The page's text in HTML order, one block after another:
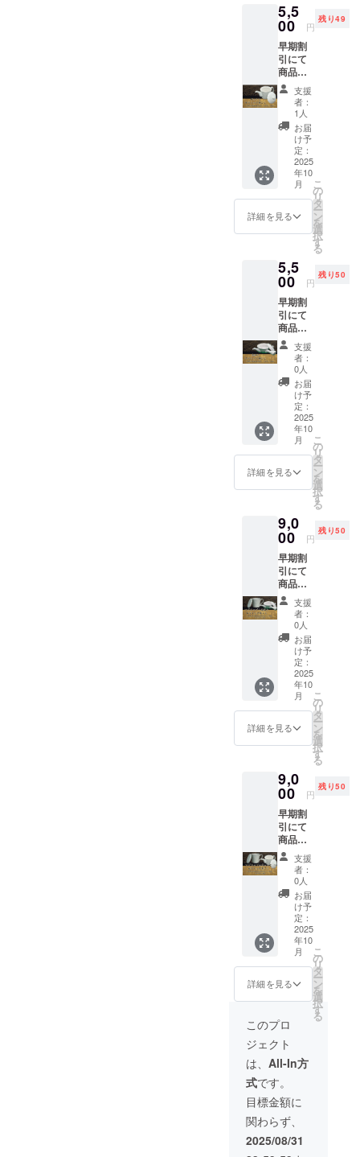
蓋つき
マグ
カップ
をお送
りさせ
ていた
だきま
す。
【提供
内容】
・セラ
ミック
茶こ
し 1個
・蓋つ
きマグ
カッ
の柄や
デザイ
ンは現
在作成
してお
ります
が、順
次お送
りさせ
ていた
だきま
す。
5,5
00 円
残り49
早期割
引にて
商品を
提供い
たしま
す。 感
謝の気
持ちを
込めま
して、
セラ
ミック
茶こし
と茶こ
しをそ
のまま
ポット
をお送
りさせ
ていた
だきま
す。
【提供
内容】
・セラ
ミック
茶こ
し 1個
・陶器
のポッ
ト
1個
ポット
在作成
してお
ります
が、順
次お送
りさせ
ていた
だきま
す。
支援
者：
1人
お届
け予
定：
2025
年10
月
詳細を見る
こ
の
リ
タ
ー
ン
を
選
択
す
る
5,5
00 円
残り50
早期割
引にて
商品を
提供い
たしま
す。 感
謝の気
持ちを
込めま
して、
セラ
ミック
茶こし
と茶こ
しをそ
のまま
急須を
お送り
させて
いただ
きま
す。
【提供
内容】
・セラ
ミック
茶こ
し 1個
・急
須
1個
急須の
作成し
ており
ます
が、順
次お送
りさせ
ていた
だきま
す。
支援
者：
0人
お届
け予
定：
2025
年10
月
詳細を見る
こ
の
リ
タ
ー
ン
を
選
択
す
る
9,0
00 円
残り50
早期割
引にて
商品を
提供い
たしま
す。 感
謝の気
持ちを
込めま
して、
セラ
ミック
茶こし
と茶こ
しをそ
のまま
蓋つき
マグ
カッ
プ、そ
して急
須を
セット
にして
お送り
させて
いただ
きま
す。
【セッ
ト内
容】 ・
セラ
し 1個
・蓋つ
きマグ
カッ
プ 1個
・急
須
1個
マグ
カップ
支援
者：
0人
お届
け予
定：
2025
年10
月
詳細を見る
こ
の
リ
タ
ー
ン
を
選
択
す
る
9,0
00 円
残り50
早期割
引にて
商品を
提供い
たしま
す。 感
謝の気
持ちを
込めま
して、
セラ
ミック
茶こし
と茶こ
しをそ
のまま
使える
蓋つき
マグ
カッ
プ、そ
して
ポット
をセッ
トにし
てお送
りさせ
支援
者：
0人
お届
け予
定：
2025
年10
月
詳細を見る
こ
の
リ
タ
ー
ン
を
選
択
す
る
このプロ
ジェクト
は、 All-In方
式です。
目標金額に
関わらず、
2025/08/31